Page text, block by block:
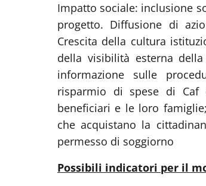
Impatto sociale: inclusione
progetto. Diffusione di
Crescita della cultura
della visibilità esterna
informazione sulle
risparmio di spese di Caf
beneficiari e le loro
che acquistano la
permesso di soggiorno
Possibili indicatori per il